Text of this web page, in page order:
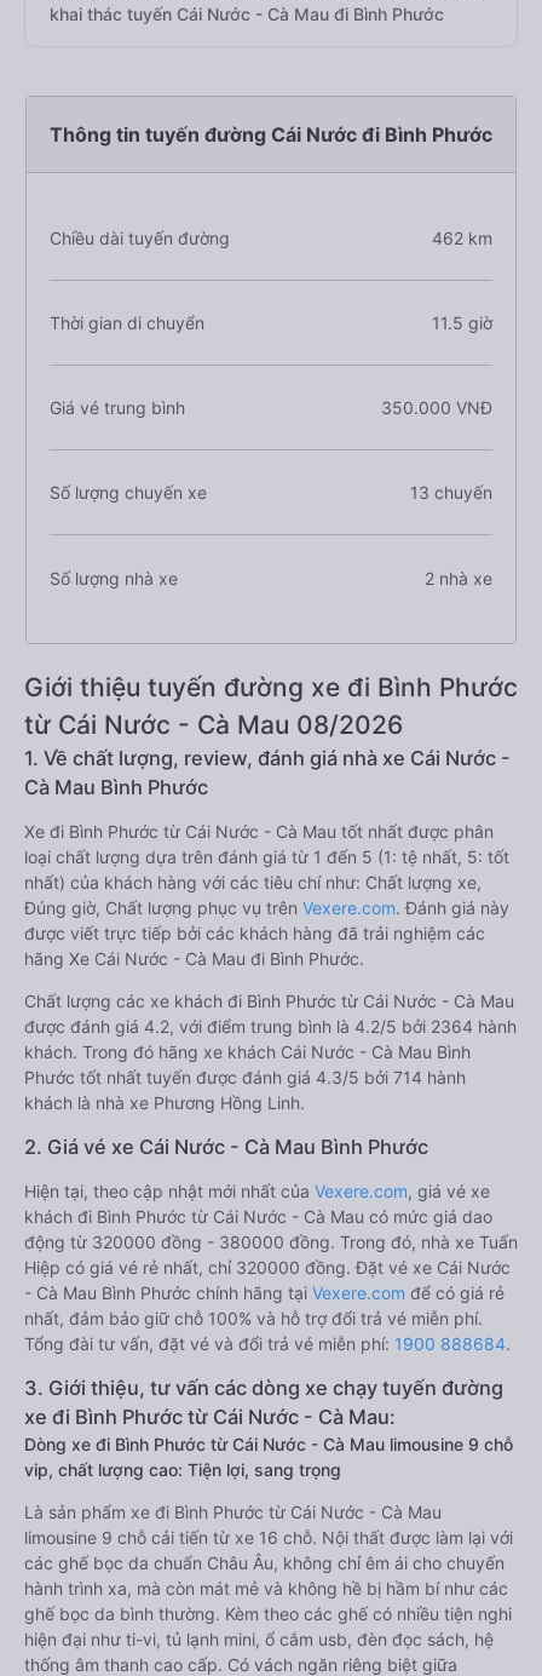
khai thác tuyến Cái Nước - Cà Mau đi Bình Phước
Thông tin tuyến đường Cái Nước đi Bình Phước
Chiều dài tuyến đường 462 km
Thời gian di chuyển 11.5 giờ
Giá vé trung bình 350.000 VNĐ
Số lượng chuyến xe 13 chuyến
Số lượng nhà xe 2 nhà xe
Giới thiệu tuyến đường xe đi Bình Phước
từ Cái Nước - Cà Mau 08/2026
1. Về chất lượng, review, đánh giá nhà xe Cái Nước -
Cà Mau Bình Phước
Xe đi Bình Phước từ Cái Nước - Cà Mau tốt nhất được phân
loại chất lượng dựa trên đánh giá từ 1 đến 5 (1: tệ nhất, 5: tốt
nhất) của khách hàng với các tiêu chí như: Chất lượng xe,
Đúng giờ, Chất lượng phục vụ trên Vexere.com. Đánh giá này
được viết trực tiếp bởi các khách hàng đã trải nghiệm các
hãng Xe Cái Nước - Cà Mau đi Bình Phước.
Chất lượng các xe khách đi Bình Phước từ Cái Nước - Cà Mau
được đánh giá 4.2, với điểm trung bình là 4.2/5 bởi 2364 hành
khách. Trong đó hãng xe khách Cái Nước - Cà Mau Bình
Phước tốt nhất tuyến được đánh giá 4.3/5 bởi 714 hành
khách là nhà xe Phương Hồng Linh.
2. Giá vé xe Cái Nước - Cà Mau Bình Phước
Hiện tại, theo cập nhật mới nhất của Vexere.com, giá vé xe
khách đi Bình Phước từ Cái Nước - Cà Mau có mức giá dao
động từ 320000 đồng - 380000 đồng. Trong đó, nhà xe Tuấn
Hiệp có giá vé rẻ nhất, chỉ 320000 đồng. Đặt vé xe Cái Nước
- Cà Mau Bình Phước chính hãng tại Vexere.com để có giá rẻ
nhất, đảm bảo giữ chỗ 100% và hỗ trợ đổi trả vé miễn phí.
Tổng đài tư vấn, đặt vé và đổi trả vé miễn phí: 1900 888684.
3. Giới thiệu, tư vấn các dòng xe chạy tuyến đường
xe đi Bình Phước từ Cái Nước - Cà Mau:
Dòng xe đi Bình Phước từ Cái Nước - Cà Mau limousine 9 chỗ
vip, chất lượng cao: Tiện lợi, sang trọng
Là sản phẩm xe đi Bình Phước từ Cái Nước - Cà Mau
limousine 9 chỗ cải tiến từ xe 16 chỗ. Nội thất được làm lại với
các ghế bọc da chuẩn Châu Âu, không chỉ êm ái cho chuyến
hành trình xa, mà còn mát mẻ và không hề bị hầm bí như các
ghế bọc da bình thường. Kèm theo các ghế có nhiều tiện nghi
hiện đại như ti-vi, tủ lạnh mini, ổ cắm usb, đèn đọc sách, hệ
thống âm thanh cao cấp. Có vách ngăn riêng biệt giữa